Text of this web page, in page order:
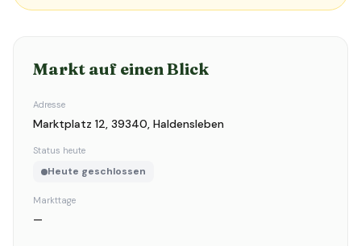
Markt auf einen Blick
Adresse
Marktplatz 12, 39340, Haldensleben
Status heute
Heute geschlossen
Markttage
—